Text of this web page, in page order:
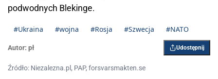
podwodnych Blekinge.
#Ukraina #wojna #Rosja #Szwecja #NATO
Autor: pł Udostępnij
Źródło: Niezalezna.pl, PAP, forsvarsmakten.se